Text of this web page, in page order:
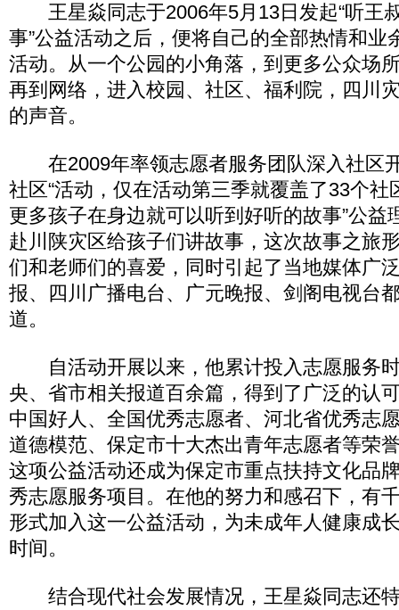
王星焱同志于2006年5月13日发起“听王
事”公益活动之后，便将自己的全部热情和业
活动。从一个公园的小角落，到更多公众场
再到网络，进入校园、社区、福利院，四川
的声音。
在2009年率领志愿者服务团队深入社区
社区“活动，仅在活动第三季就覆盖了33个社
更多孩子在身边就可以听到好听的故事”公益
赴川陕灾区给孩子们讲故事，这次故事之旅
们和老师们的喜爱，同时引起了当地媒体广
报、四川广播电台、广元晚报、剑阁电视台
道。
自活动开展以来，他累计投入志愿服务
央、省市相关报道百余篇，得到了广泛的认
中国好人、全国优秀志愿者、河北省优秀志
道德模范、保定市十大杰出青年志愿者等荣
这项公益活动还成为保定市重点扶持文化品
秀志愿服务项目。在他的努力和感召下，有
形式加入这一公益活动，为未成年人健康成
时间。
结合现代社会发展情况，王星焱同志还